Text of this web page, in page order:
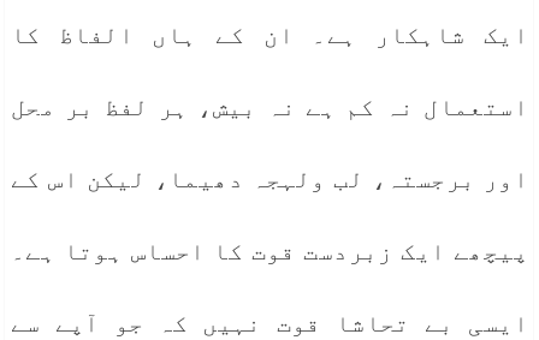
ایک شاہکار ہے۔ ان کے ہاں الفاظ کا
استعمال نہ کم ہے نہ بیش، ہر لفظ بر محل
اور برجستہ، لب ولہجہ دھیما، لیکن اس کے
پیچھے ایک زبردست قوت کا احساس ہوتا ہے۔
ایسی بے تحاشا قوت نہیں کہ جو آپے سے